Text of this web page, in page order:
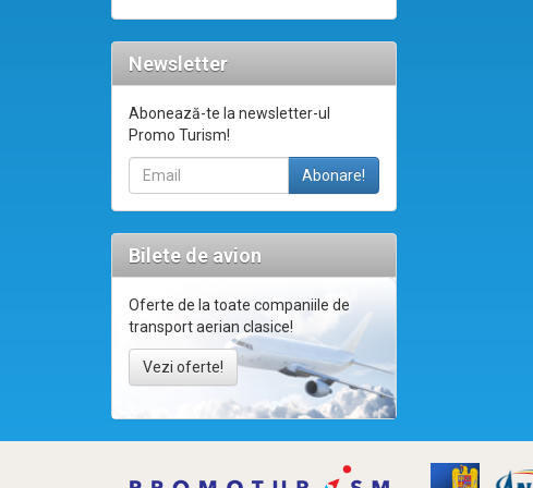
Newsletter
Abonează-te la newsletter-ul
Promo Turism!
Bilete de avion
Oferte de la toate companiile de
transport aerian clasice!
Vezi oferte!